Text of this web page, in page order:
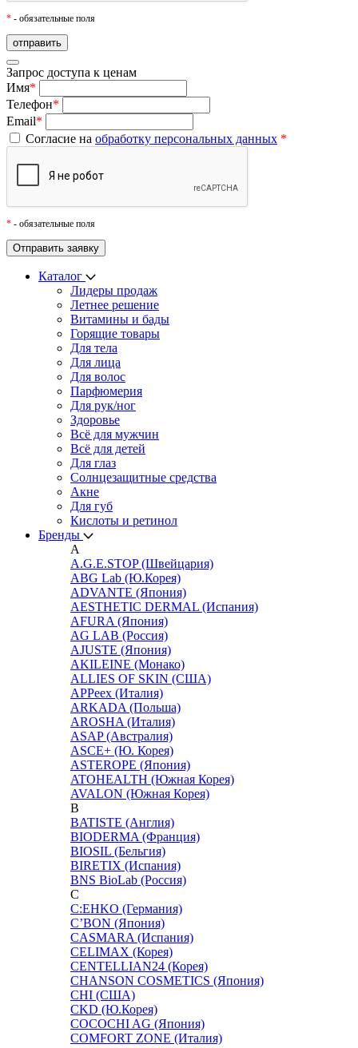
* - обязательные поля
Запрос доступа к ценам
Имя*
Телефон*
Email*
Согласие на обработку персональных данных *
* - обязательные поля
Каталог
Лидеры продаж
Летнее решение
Витамины и бады
Горящие товары
Для тела
Для лица
Для волос
Парфюмерия
Для рук/ног
Здоровье
Всё для мужчин
Всё для детей
Для глаз
Cолнцезащитные средства
Акне
Для губ
Кислоты и ретинол
Бренды
A
A.G.E.STOP (Швейцария)
ABG Lab (Ю.Корея)
ADVANTE (Япония)
AESTHETIC DERMAL (Испания)
AFURA (Япония)
AG LAB (Россия)
AJUSTE (Япония)
AKILEINE (Монако)
ALLIES OF SKIN (США)
APPeex (Италия)
ARKADA (Польша)
AROSHA (Италия)
ASAP (Австралия)
ASCE+ (Ю. Корея)
ASTEROPE (Япония)
ATOHEALTH (Южная Корея)
AVALON (Южная Корея)
B
BATISTE (Англия)
BIODERMA (Франция)
BIOSIL (Бельгия)
BIRETIX (Испания)
BNS BioLab (Россия)
C
C:EHKO (Германия)
C’BON (Япония)
CASMARA (Испания)
CELIMAX (Корея)
CENTELLIAN24 (Корея)
CHANSON COSMETICS (Япония)
CHI (США)
CKD (Ю.Корея)
COCOCHI AG (Япония)
COMFORT ZONE (Италия)